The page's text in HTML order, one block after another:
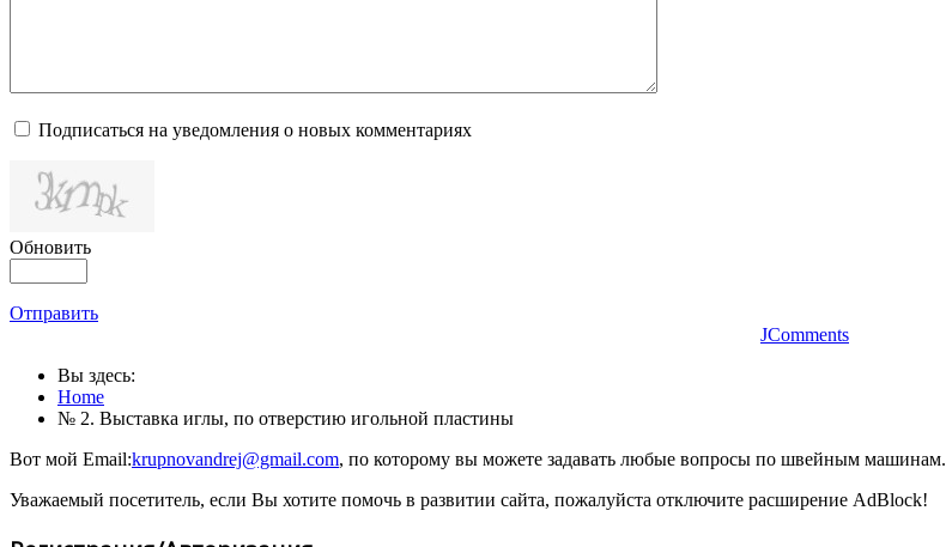
Подписаться на уведомления о новых комментариях
Обновить
Отправить
JComments
Вы здесь:
Home
№ 2. Выставка иглы, по отверстию игольной пластины
Вот мой Email:krupnovandrej@gmail.com, по которому вы можете задавать любые вопросы по швейным машинам.
Уважаемый посетитель, если Вы хотите помочь в развитии сайта, пожалуйста отключите расширение AdBlock!